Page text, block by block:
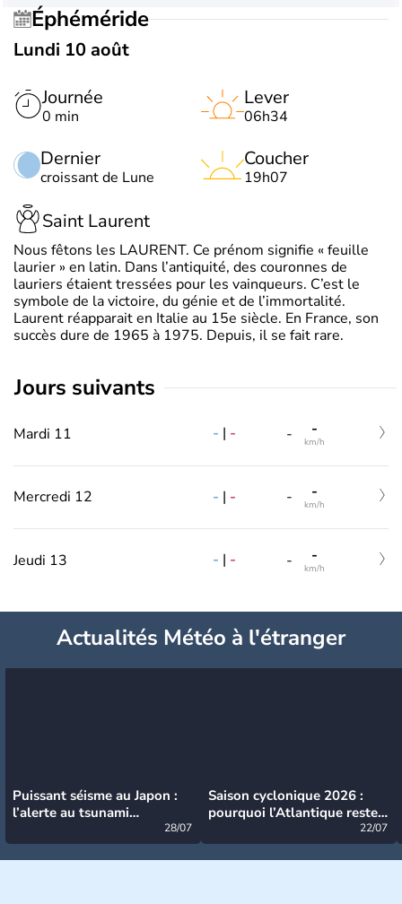
Éphéméride
Lundi 10 août
Journée
0 min
Dernier
croissant de Lune
Lever
06h34
Coucher
19h07
Saint Laurent
Nous fêtons les LAURENT. Ce prénom signifie « feuille
laurier » en latin. Dans l’antiquité, des couronnes de
lauriers étaient tressées pour les vainqueurs. C’est le
symbole de la victoire, du génie et de l’immortalité.
Laurent réapparait en Italie au 15e siècle. En France, son
succès dure de 1965 à 1975. Depuis, il se fait rare.
jours suivants
Mardi 11 - | - - -
km/h
Mercredi 12 - | - - -
km/h
Jeudi 13 - | - - -
km/h
Actualités Météo à l'étranger
Puissant séisme au Japon :
l’alerte au tsunami
28/07
Saison cyclonique 2026 :
pourquoi l’Atlantique reste
22/07